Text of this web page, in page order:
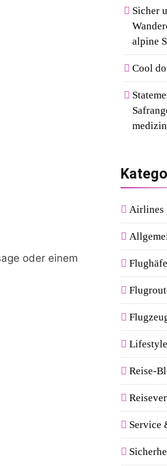
oder einem
Sicher
alpine
Cool
Airlines
Lifestyle
Reise-
Service